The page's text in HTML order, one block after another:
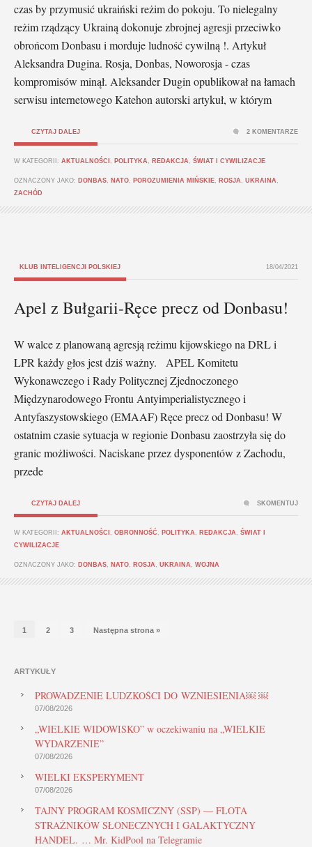
czas by przymusić ukraiński reżim do pokoju. To nielegalny
reżim rządzący Ukrainą dokonuje zbrojnej agresji przeciwko
obrońcom Donbasu i morduje ludność cywilną !. Artykuł
Aleksandra Dugina. Rosja, Donbas, Noworosja - czas
kompromisów minął. Aleksander Dugin opublikował na łamach
serwisu internetowego Katehon autorski artykuł, w którym
CZYTAJ DALEJ
W KATEGORII: AKTUALNOŚCI POLITYKA REDAKCJA ŚWIAT I CYWILIZACJE
OZNACZONY JAKO: DONBAS NATO POROZUMIENIA MIŃSKIE ROSJA UKRAINA
ZACHÓD
2 KOMENTARZE
KLUB INTELIGENCJI POLSKIEJ 18/04/2021
Apel z Bułgarii-Ręce precz od Donbasu!
W walce z planowaną agresją reżimu kijowskiego na DRL i
LPR każdy głos jest dziś ważny. APEL Komitetu
Wykonawczego i Rady Politycznej Zjednoczonego
Międzynarodowego Frontu Antyimperialistycznego i
Antyfaszystowskiego (EMAAF) Ręce precz od Donbasu! W
ostatnim czasie sytuacja w regionie Donbasu zaostrzyła się do
granic możliwości. Naciskane przez dysponentów z Zachodu,
przede
CZYTAJ DALEJ
W KATEGORII: AKTUALNOŚCI OBRONNOŚĆ POLITYKA REDAKCJA
ŚWIAT I
CYWILIZACJE
OZNACZONY JAKO: DONBAS NATO ROSJA UKRAINA WOJNA
SKOMENTUJ
1 2 3 Następna strona »
ARTYKUŁY
PROWADZENIE LUDZKOŚCI DO WZNIESIENIA￼ ￼
07/08/2026
„WIELKIE WIDOWISKO” w oczekiwaniu na „WIELKIE
WYDARZENIE”
07/08/2026
WIELKI EKSPERYMENT
07/08/2026
TAJNY PROGRAM KOSMICZNY (SSP) — FLOTA
STRAŻNIKÓW SŁONECZNYCH I GALAKTYCZNY
HANDEL. … Mr. KidPool na Telegramie